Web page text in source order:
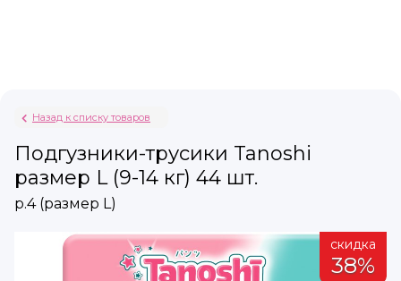
Назад к списку товаров
Подгузники-трусики Tanoshi
размер L (9-14 кг) 44 шт.
р.4 (размер L)
скидка
38%